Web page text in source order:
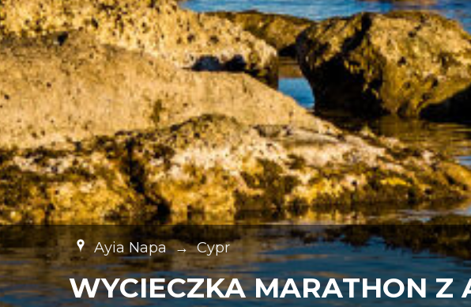
Ayia Napa → Cypr
WYCIECZKA MARATHON Z